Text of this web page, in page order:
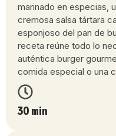
marinado en especias,
cremosa salsa tártara
esponjoso del pan de
receta reúne todo lo
auténtica burger
comida especial o una
30 min